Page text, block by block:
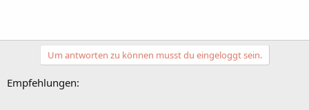
Um antworten zu können musst du eingeloggt sein.
Empfehlungen: